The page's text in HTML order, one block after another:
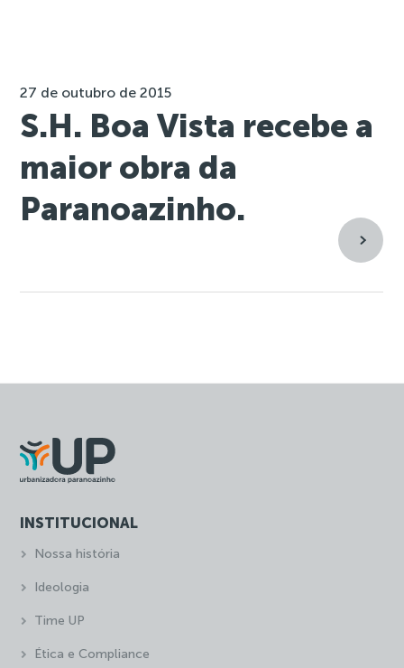
27 de outubro de 2015
S.H. Boa Vista recebe a
maior obra da
Paranoazinho.
INSTITUCIONAL
Nossa história
Ideologia
Time UP
Ética e Compliance